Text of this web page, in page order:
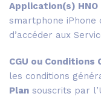
Application(s)
smartphone iPhone
d’accéder aux
CGU ou Conditions
les conditions
Plan souscrits par